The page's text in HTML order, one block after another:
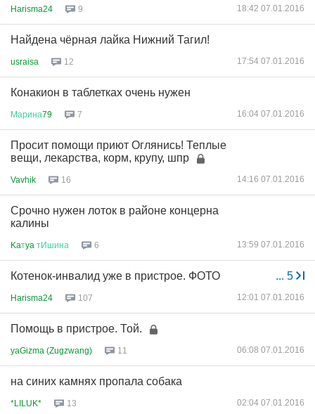
Harisma24 9 18:42 07.01.2016
Найдена чёрная лайка Нижний Тагил!
usraisa 12 17:54 07.01.2016
Конакион в таблетках очень нужен
Марина79 7 16:04 07.01.2016
Просит помощи приют Оглянись! Теплые
вещи, лекарства, корм, крупу, шпр
Vavhik 16 14:16 07.01.2016
Срочно нужен лоток в районе концерна
калины
Kaтya тИшина 6 13:59 07.01.2016
... 5
Котенок-инвалид уже в пристрое. ФОТО
Harisma24 107 12:01 07.01.2016
Помощь в пристрое. Той.
yaGizma (Zugzwang) 11 06:08 07.01.2016
на синих камнях пропала собака
*LILUK* 13 02:04 07.01.2016